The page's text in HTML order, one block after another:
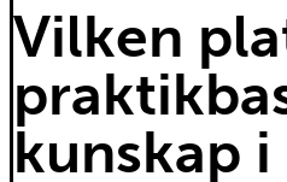
Vilken
kunskap i